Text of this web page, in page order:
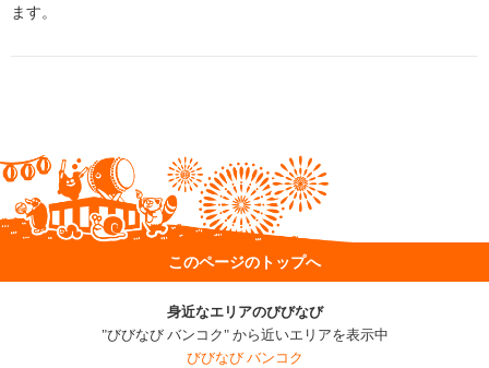
ます。
このページのトップへ
身近なエリアのびびなび
"びびなび バンコク" から近いエリアを表示中
びびなび バンコク